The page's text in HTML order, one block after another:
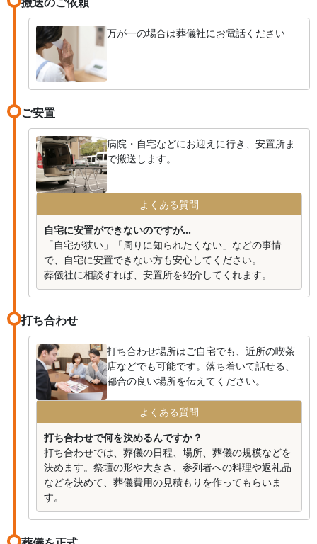
万が一の場合は葬儀社にお電話ください
ご安置
病院・自宅などにお迎えに行き、安置所ま
で搬送します。
よくある質問
自宅に安置ができないのですが...
「自宅が狭い」「周りに知られたくない」などの事情
で、自宅に安置できない方も安心してください。
葬儀社に相談すれば、安置所を紹介してくれます。
打ち合わせ
打ち合わせ場所はご自宅でも、近所の喫茶
店などでも可能です。落ち着いて話せる、
都合の良い場所を伝えてください。
よくある質問
打ち合わせで何を決めるんですか？
打ち合わせでは、葬儀の日程、場所、葬儀の規模などを
決めます。祭壇の形や大きさ、参列者への料理や返礼品
などを決めて、葬儀費用の見積もりを作ってもらいま
す。